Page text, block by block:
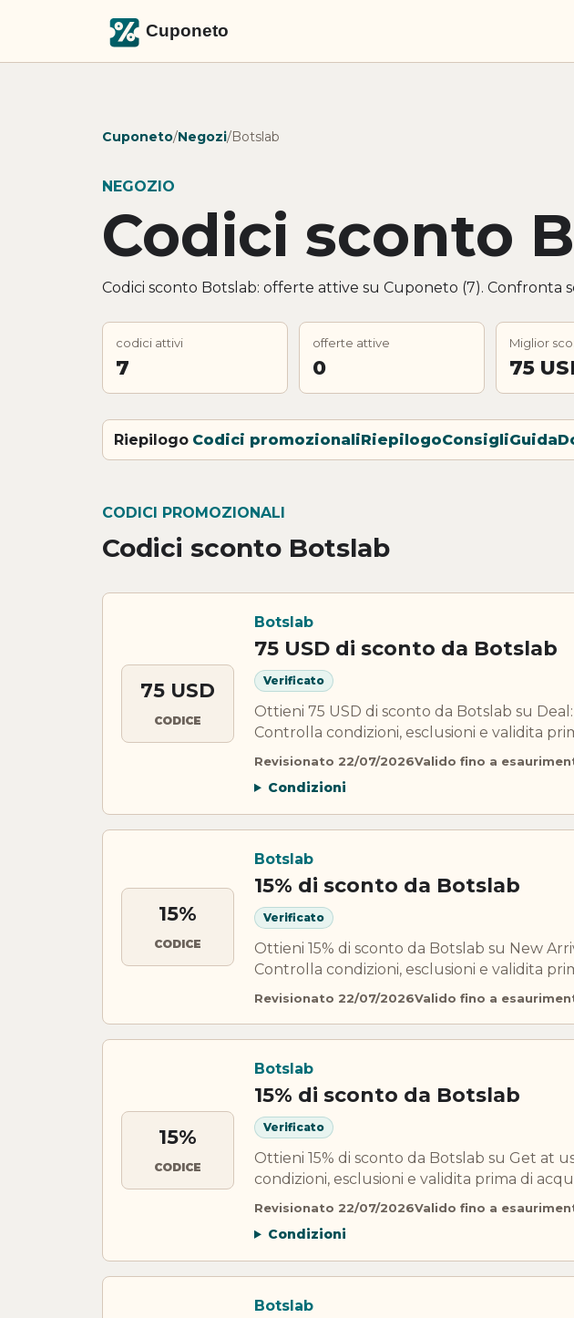
Cuponeto/Negozi/Botslab
NEGOZIO
Codici sconto
Codici sconto Botslab: offerte attive su Cuponeto (7). Confronta
codici attivi
7
offerte attive
0
Miglior
75
Riepilogo Codici promozionaliRiepilogoConsigliGuida
CODICI PROMOZIONALI
Codici sconto Botslab
75 USD
CODICE
Botslab
75 USD di sconto da Botslab
Verificato
Ottieni 75 USD di sconto da Botslab su
Controlla condizioni, esclusioni e validita
Revisionato 22/07/2026Valido fino a
Condizioni
15%
CODICE
Botslab
15% di sconto da Botslab
Verificato
Ottieni 15% di sconto da Botslab su New
Controlla condizioni, esclusioni e validita
Revisionato 22/07/2026Valido fino a
15%
CODICE
Botslab
15% di sconto da Botslab
Verificato
Ottieni 15% di sconto da Botslab su Get at
condizioni, esclusioni e validita prima di
Revisionato 22/07/2026Valido fino a
Condizioni
Botslab